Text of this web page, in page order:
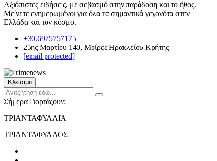
Αξιόπιστες ειδήσεις, με σεβασμό στην παράδοση και το ήθος.
Μείνετε ενημερωμένοι για όλα τα σημαντικά γεγονότα στην
Ελλάδα και τον κόσμο.
+30.6975757175
25ης Μαρτίου 140, Μοίρες Ηρακλείου Κρήτης
[email protected]
Κλείσιμο
Σήμερα Γιορτάζουν:
ΤΡΙΑΝΤΑΦΥΛΛΙΑ
ΤΡΙΑΝΤΑΦΥΛΛΟΣ